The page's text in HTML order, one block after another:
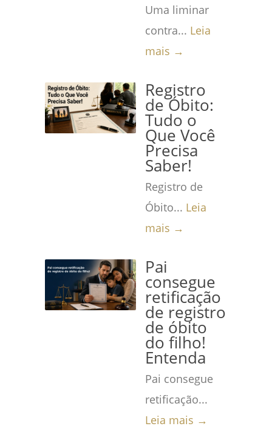
Uma liminar
contra... Leia
mais →
Registro
de Óbito:
Tudo o
Que Você
Precisa
Saber!
Registro de
Óbito... Leia
mais →
Pai
consegue
retificação
de registro
de óbito
do filho!
Entenda
Pai consegue
retificação...
Leia mais →